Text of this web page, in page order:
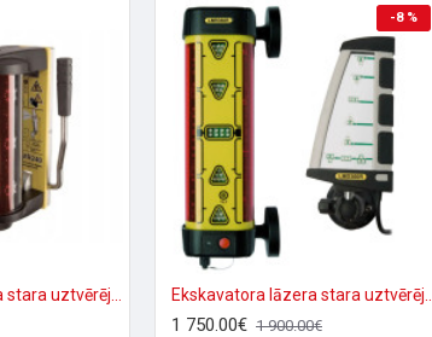
-8 %
1 750.00€ 1 900.00€